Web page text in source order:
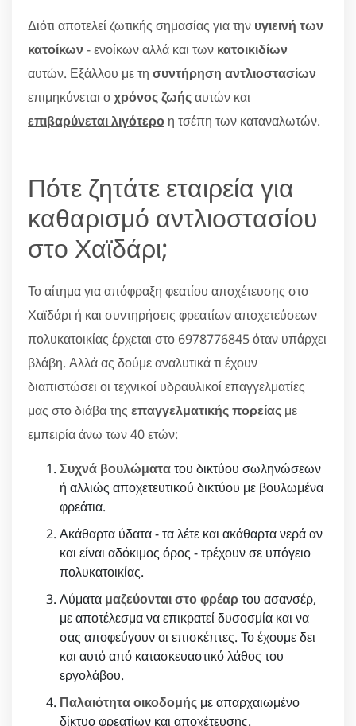
Διότι αποτελεί ζωτικής σημασίας για την υγιεινή των
κατοίκων- ενοίκων αλλά και των κατοικιδίων
αυτών. Εξάλλου με τη συντήρηση αντλιοστασίων
επιμηκύνεται οχρόνος ζωήςαυτών και
επιβαρύνεται λιγότερο η τσέπη των καταναλωτών.
Πότε ζητάτε εταιρεία για
καθαρισμό αντλιοστασίου
στο Χαϊδάρι;
Το αίτημα για απόφραξη φεατίου αποχέτευσης στο
Χαϊδάρι ή και συντηρήσεις φρεατίων αποχετεύσεων
πολυκατοικίας έρχεται στο 6978776845 όταν υπάρχει
βλάβη. Αλλά ας δούμε αναλυτικά τι έχουν
διαπιστώσει οι τεχνικοί υδραυλικοί επαγγελματίες
μας στο διάβα της επαγγελματικής πορείας με
εμπειρία άνω των 40 ετών:
Συχνά βουλώματατου δικτύου σωληνώσεων
ή αλλιώς αποχετευτικού δικτύου με βουλωμένα
φρεάτια.
Ακάθαρτα ύδατα - τα λέτε και ακάθαρτα νερά αν
και είναι αδόκιμος όρος - τρέχουν σε υπόγειο
πολυκατοικίας.
Λύματα μαζεύονται στο φρέαρτου ασανσέρ,
με αποτέλεσμα να επικρατεί δυσοσμία και να
σας αποφεύγουν οι επισκέπτες. Το έχουμε δει
και αυτό από κατασκευαστικό λάθος του
εργολάβου.
Παλαιότητα οικοδομής με απαρχαιωμένο
δίκτυο φρεατίων και αποχέτευσης.